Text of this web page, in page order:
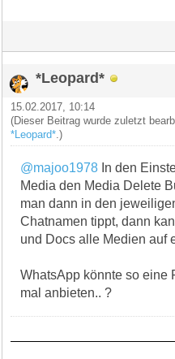
*Leopard*
15.02.2017, 10:14
(Dieser Beitrag wurde zuletzt
*Leopard*.)
@majoo1978 In den
Media den Media Delete
man dann in den
Chatnamen tippt, dann
und Docs alle Medien auf
WhatsApp könnte so eine
mal anbieten.. ?